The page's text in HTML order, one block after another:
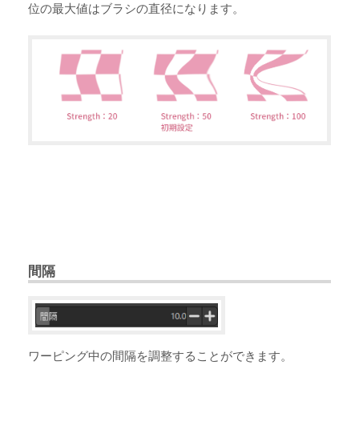
位の最大値はブラシの直径になります。
間隔
ワーピング中の間隔を調整することができます。